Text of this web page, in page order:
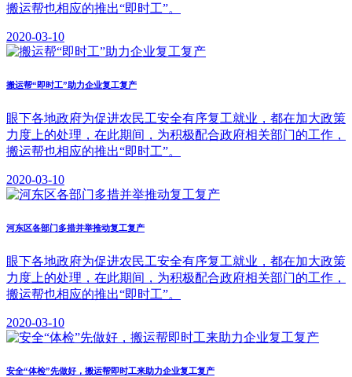
搬运帮也相应的推出“即时工”。
2020-03-10
搬运帮“即时工”助力企业复工复产
眼下各地政府为促进农民工安全有序复工就业，都在加大政策
力度上的处理，在此期间，为积极配合政府相关部门的工作，
搬运帮也相应的推出“即时工”。
2020-03-10
河东区各部门多措并举推动复工复产
眼下各地政府为促进农民工安全有序复工就业，都在加大政策
力度上的处理，在此期间，为积极配合政府相关部门的工作，
搬运帮也相应的推出“即时工”。
2020-03-10
安全“体检”先做好，搬运帮即时工来助力企业复工复产